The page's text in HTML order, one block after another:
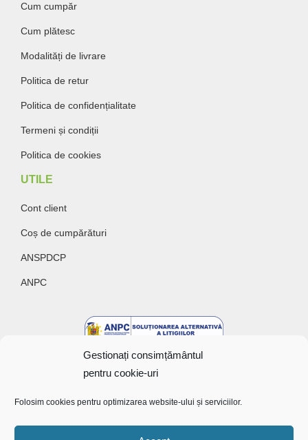
Gestionați consimțământul
pentru cookie-uri
Folosim cookies pentru optimizarea website-ului și serviciilor.
Cum cumpăr
Cum plătesc
Modalități de livrare
Politica de retur
Politica de confidențialitate
Termeni și condiții
Politica de cookies
UTILE
Cont client
Coș de cumpărături
ANSPDCP
ANPC